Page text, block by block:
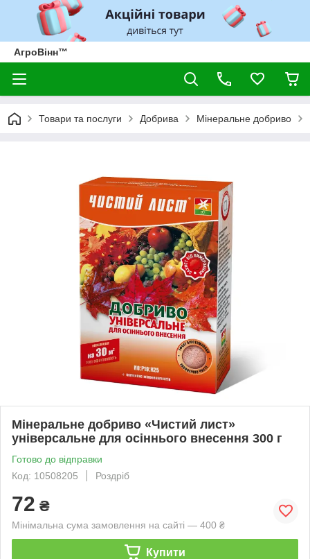
АгроВінн™
Товари та послуги Добрива Мінеральне добриво
Мінеральне добриво «Чистий лист»
універсальне для осіннього внесення 300 г
Готово до відправки
Код: 10508205
Роздріб
72 ₴
Мінімальна сума замовлення на сайті — 400 ₴
Купити